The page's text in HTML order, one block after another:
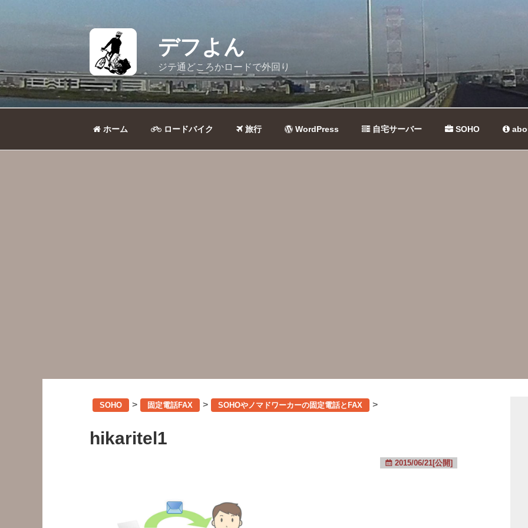
へ
ス
キ
デフよん
ジテ通どころかロードで外回り
ホーム ロードバイク 旅行 WordPress 自宅サーバー SOHO
SOHO > 固定電話FAX > SOHOやノマドワーカーの固定電話とFAX >
hikaritel1
2015/06/21[公開]